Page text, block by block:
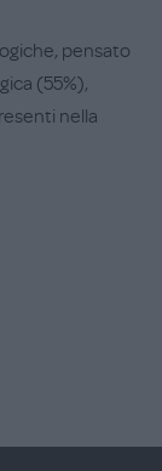
pensato
(55%),
nella